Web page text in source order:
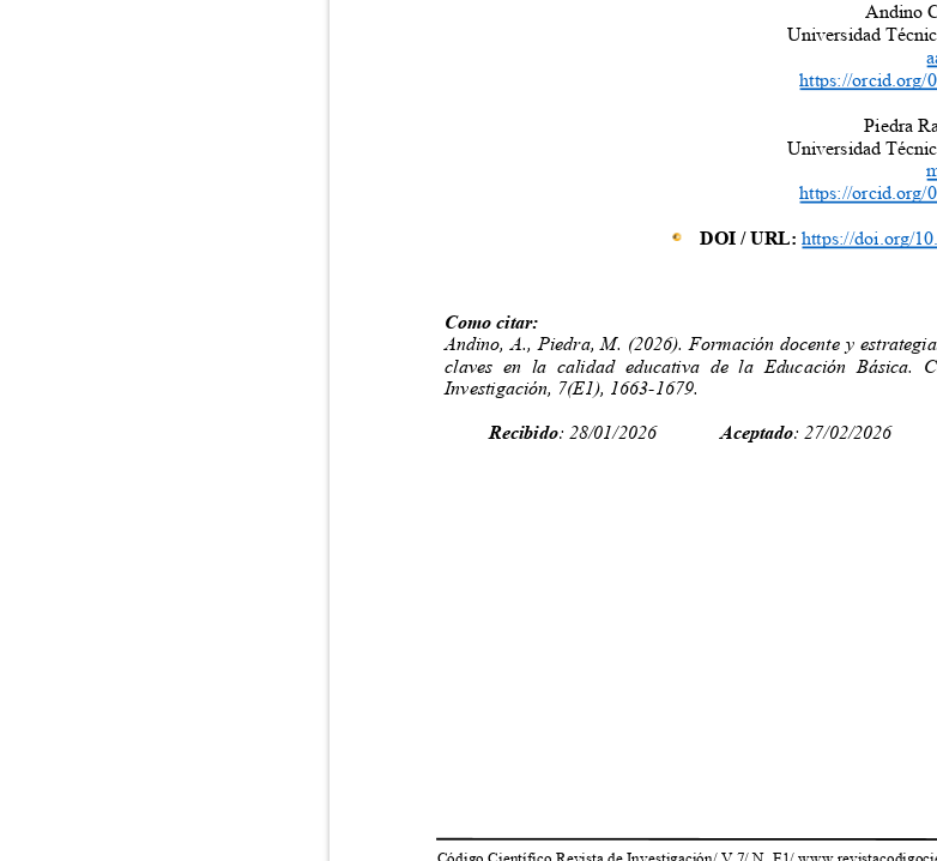
Andino
Universidad
https://orcid.org/
Piedra
Universidad
https://orcid.org/
DOI / URL:https://doi.org/
Como citar:
Andino, A., Piedra, M. (2026). Formación docente y
claves en la calidad educativa de la Educación Básica.
Investigación, 7(E1), 1663-1679.
Recibido: 28/01/2026 Aceptado: 27/02/2026